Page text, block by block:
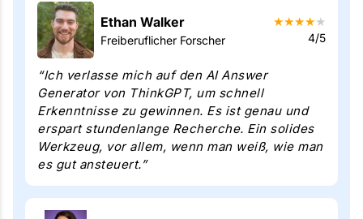
Ethan Walker
Freiberuflicher Forscher
★★★★★
4/5
“Ich verlasse mich auf den AI Answer
Generator von ThinkGPT, um schnell
Erkenntnisse zu gewinnen. Es ist genau und
erspart stundenlange Recherche. Ein solides
Werkzeug, vor allem, wenn man weiß, wie man
es gut ansteuert.”